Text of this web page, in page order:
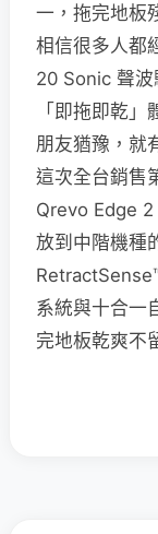
一，拖完地板
相信很多人都
20 Sonic 聲波
「即拖即乾
朋友猶豫，就
這次全台銷售
Qrevo Edge 2
放到中階機種
系統與十合一
完地板乾爽不